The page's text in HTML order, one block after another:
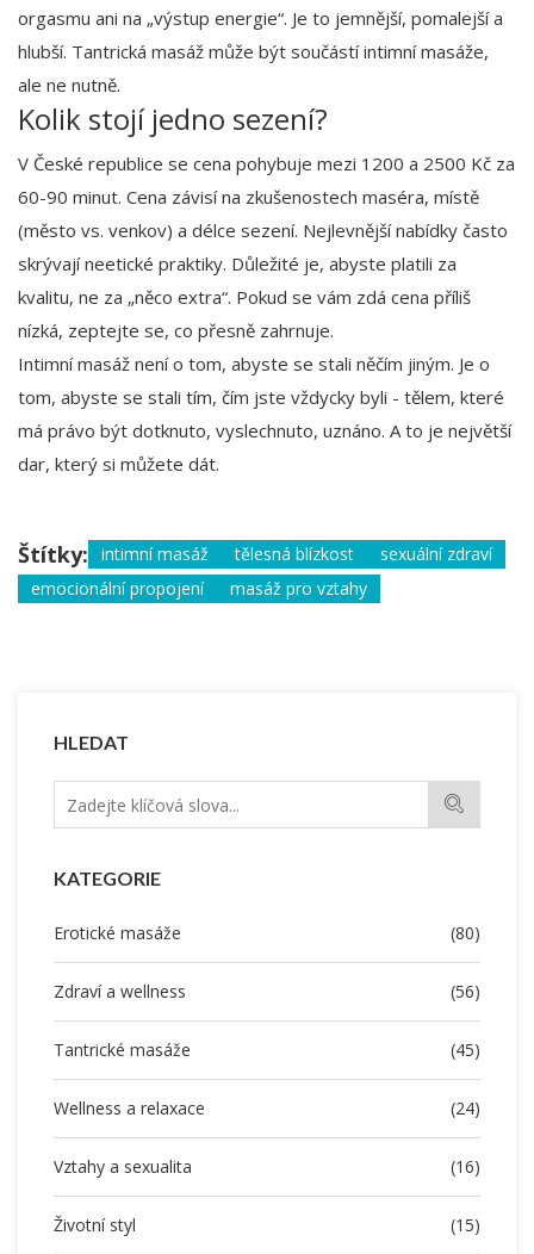
HLEDAT
KATEGORIE
Erotické masáže (80)
Zdraví a wellness (56)
Tantrické masáže (45)
Wellness a relaxace (24)
Vztahy a sexualita (16)
Životní styl (15)
orgasmu ani na „výstup energie“. Je to jemnější, pomalejší a
hlubší. Tantrická masáž může být součástí intimní masáže,
ale ne nutně.
Kolik stojí jedno sezení?
V České republice se cena pohybuje mezi 1200 a 2500 Kč za
60-90 minut. Cena závisí na zkušenostech maséra, místě
(město vs. venkov) a délce sezení. Nejlevnější nabídky často
skrývají neetické praktiky. Důležité je, abyste platili za
kvalitu, ne za „něco extra“. Pokud se vám zdá cena příliš
nízká, zeptejte se, co přesně zahrnuje.
Intimní masáž není o tom, abyste se stali něčím jiným. Je o
tom, abyste se stali tím, čím jste vždycky byli - tělem, které
má právo být dotknuto, vyslechnuto, uznáno. A to je největší
dar, který si můžete dát.
Štítky: intimní masáž tělesná blízkost
sexuální zdraví
emocionální propojení
masáž pro vztahy